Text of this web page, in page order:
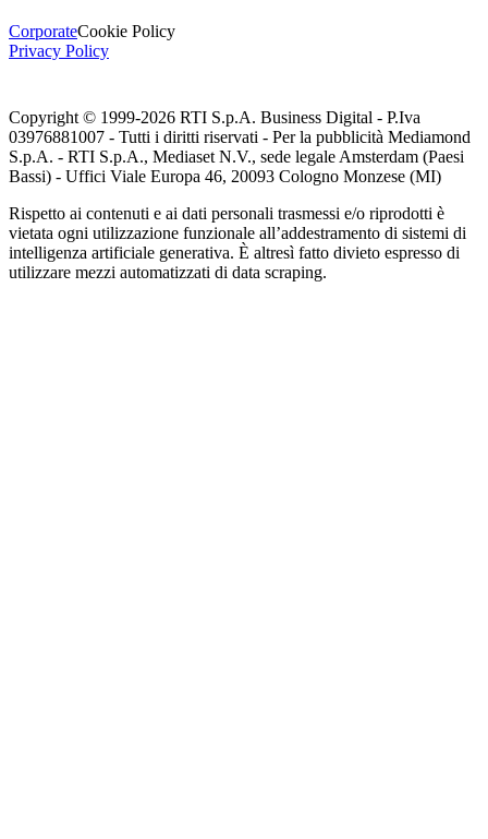
CorporateCookie Policy
Privacy Policy
Copyright © 1999-2026 RTI S.p.A. Business Digital - P.Iva
03976881007 - Tutti i diritti riservati - Per la pubblicità Mediamond
S.p.A. - RTI S.p.A., Mediaset N.V., sede legale Amsterdam (Paesi
Bassi) - Uffici Viale Europa 46, 20093 Cologno Monzese (MI)
Rispetto ai contenuti e ai dati personali trasmessi e/o riprodotti è
vietata ogni utilizzazione funzionale all’addestramento di sistemi di
intelligenza artificiale generativa. È altresì fatto divieto espresso di
utilizzare mezzi automatizzati di data scraping.